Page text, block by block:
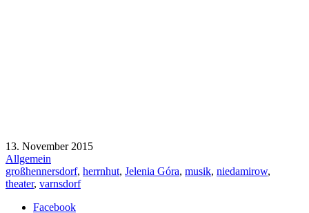
13. November 2015
Allgemein
großhennersdorf, herrnhut, Jelenia Góra, musik, niedamirow,
theater, varnsdorf
Facebook